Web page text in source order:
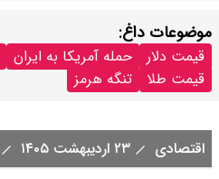
موضوعات داغ:
قیمت دلار حمله آمریکا به ایران
قیمت طلا
تنگه هرمز
اقتصادی ۲۳ اردیبهشت ۱۴۰۵